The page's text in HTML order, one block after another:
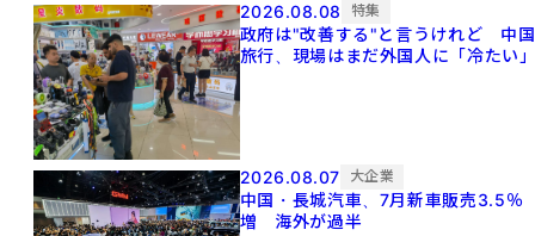
2026.08.08 特集
政府は"改善する"と言うけれど 中国
旅行、現場はまだ外国人に「冷たい
2026.08.07 大企業
中国・長城汽車、7月新車販売3.5％
増 海外が過半